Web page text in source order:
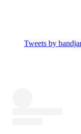
Tweets by